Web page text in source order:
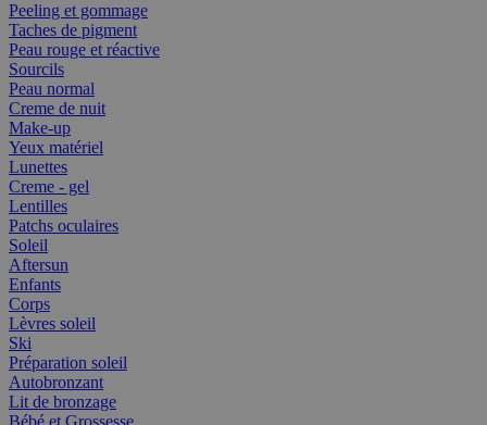
Peeling et gommage
Taches de pigment
Peau rouge et réactive
Sourcils
Peau normal
Creme de nuit
Make-up
Yeux matériel
Lunettes
Creme - gel
Lentilles
Patchs oculaires
Soleil
Aftersun
Enfants
Corps
Lèvres soleil
Ski
Préparation soleil
Autobronzant
Lit de bronzage